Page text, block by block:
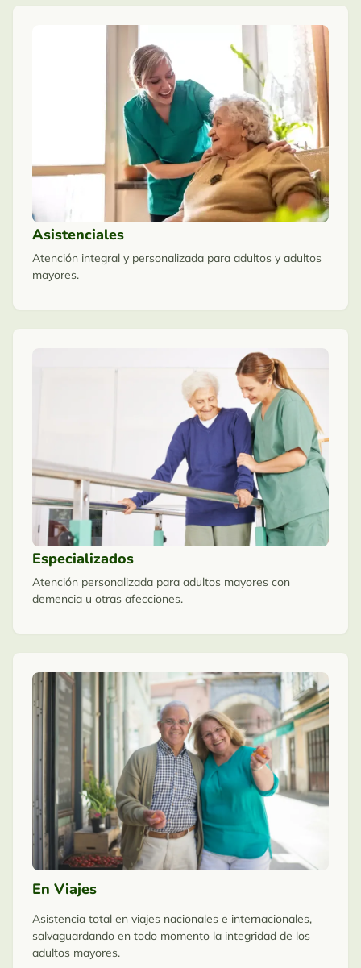
Asistenciales
Atención integral y personalizada para adultos y adultos
mayores.
Especializados
Atención personalizada para adultos mayores con
demencia u otras afecciones.
En Viajes
Asistencia total en viajes nacionales e internacionales,
salvaguardando en todo momento la integridad de los
adultos mayores.